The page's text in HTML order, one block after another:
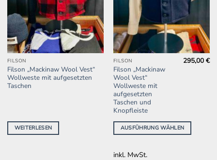
FILSON
Filson „Mackinaw Wool Vest“
Wollweste mit aufgesetzten
Taschen
WEITERLESEN
FILSON
Filson „Mackinaw
Wool Vest“
Wollweste mit
aufgesetzten
Taschen und
Knopfleiste
295,00€
AUSFÜHRUNG WÄHLEN
Dieses
Produkt
weist
mehrere
Varianten
auf.
Die
Optionen
auf
inkl. MwSt.